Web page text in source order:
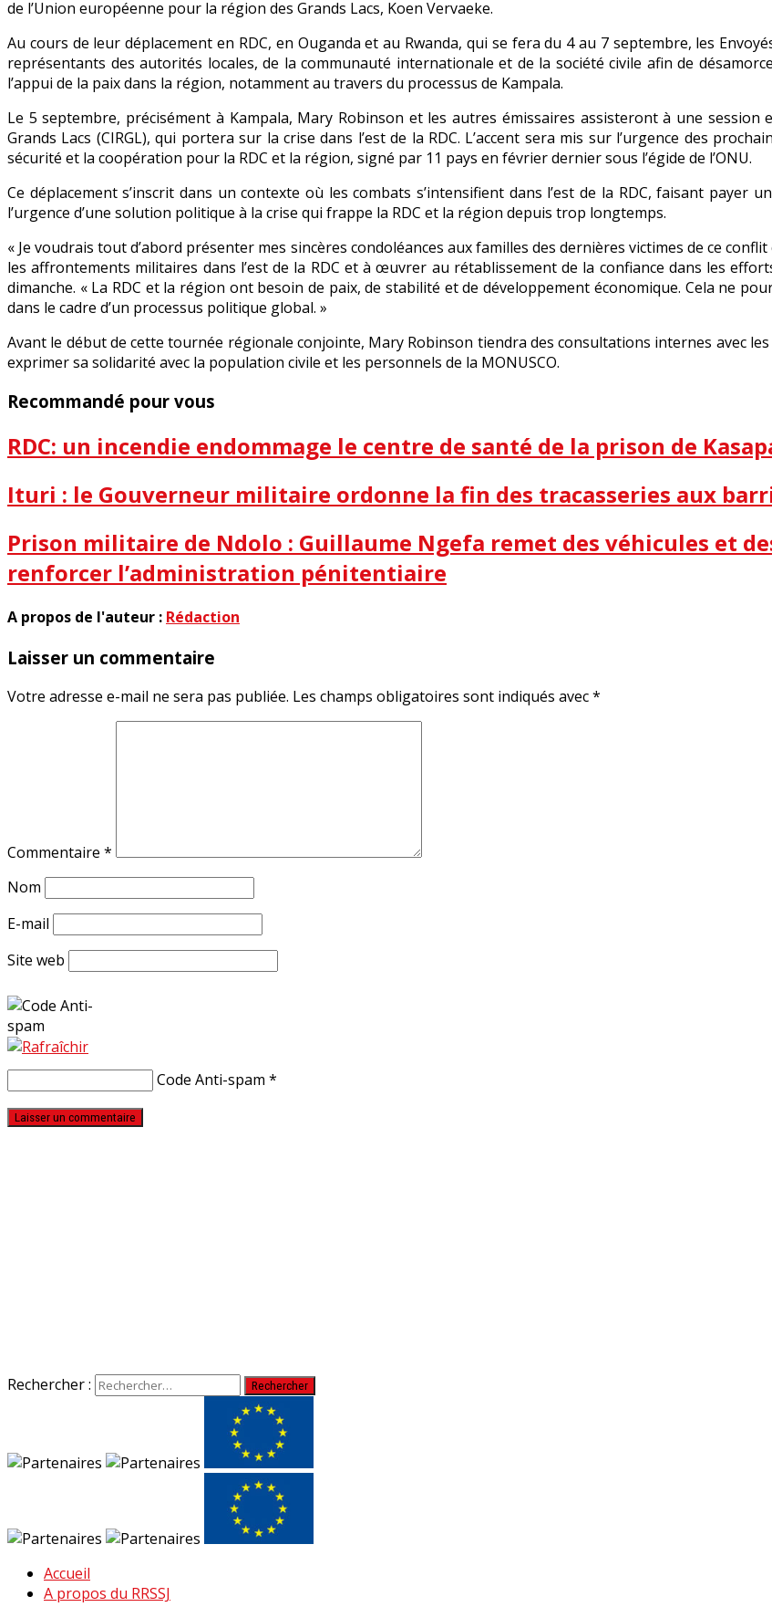
de l’Union européenne pour la région des Grands Lacs, Koen Vervaeke.
Au cours de leur déplacement en RDC, en Ouganda et au Rwanda, qui se fera du 4 au 7 septembre, les
représentants des autorités locales, de la communauté internationale et de la société civile afin de
l’appui de la paix dans la région, notamment au travers du processus de Kampala.
Le 5 septembre, précisément à Kampala, Mary Robinson et les autres émissaires assisteront à une
Grands Lacs (CIRGL), qui portera sur la crise dans l’est de la RDC. L’accent sera mis sur l’urgence des
sécurité et la coopération pour la RDC et la région, signé par 11 pays en février dernier sous l’égide de l’ONU.
Ce déplacement s’inscrit dans un contexte où les combats s’intensifient dans l’est de la RDC, faisant
l’urgence d’une solution politique à la crise qui frappe la RDC et la région depuis trop longtemps.
« Je voudrais tout d’abord présenter mes sincères condoléances aux familles des dernières victimes de ce
les affrontements militaires dans l’est de la RDC et à œuvrer au rétablissement de la confiance dans les
dimanche. « La RDC et la région ont besoin de paix, de stabilité et de développement économique. Cela ne
dans le cadre d’un processus politique global. »
Avant le début de cette tournée régionale conjointe, Mary Robinson tiendra des consultations internes avec
exprimer sa solidarité avec la population civile et les personnels de la MONUSCO.
Recommandé pour vous
RDC: un incendie endommage le centre de santé de la prison de
Ituri : le Gouverneur militaire ordonne la fin des tracasseries aux
Prison militaire de Ndolo : Guillaume Ngefa remet des véhicules et
renforcer l’administration pénitentiaire
A propos de l'auteur : Rédaction
Laisser un commentaire
Votre adresse e-mail ne sera pas publiée. Les champs obligatoires sont indiqués avec*
Commentaire *
Nom
E-mail
Site web
Code Anti-spam *
Rechercher :
Accueil
A propos du RRSSJ